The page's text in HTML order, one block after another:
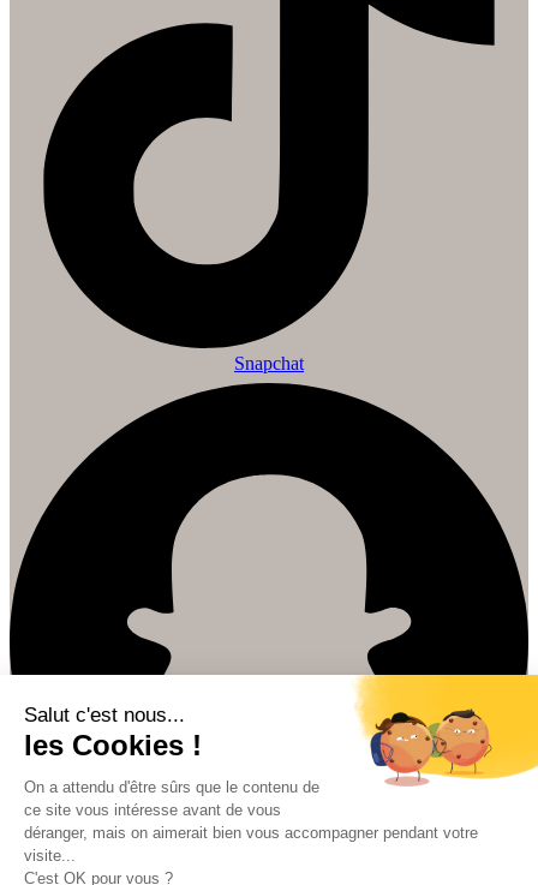
Snapchat